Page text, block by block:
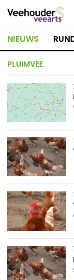
naar
inhoud
NIEUWS
PLUIMVEE